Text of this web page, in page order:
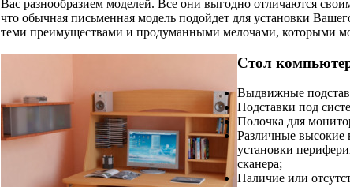
Вас разнообразием моделей. Все они выгодно отличаются
что обычная письменная модель подойдет для установки
теми преимуществами и продуманными мелочами, которыми
Стол
Выдвижные
Подставки под
Полочка для
Различные высокие
установки
сканера;
Наличие или